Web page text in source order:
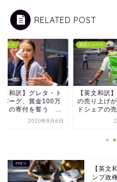
RELATED POST
ュース
文和訳】グレタ・ト
バーグ、賞金100万
ロの寄付を誓う ...
2020年8月6日
英語ニュース
【英文和訳
の売り上げ
ドシェアの
【英文
ンプ政